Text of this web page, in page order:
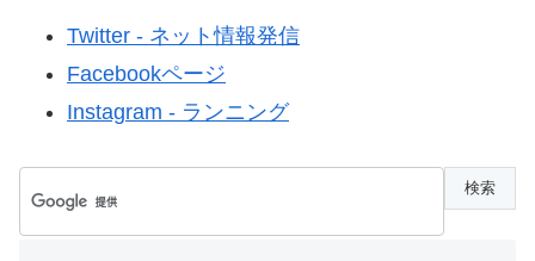
Twitter - ネット情報発信
Facebookページ
Instagram - ランニング